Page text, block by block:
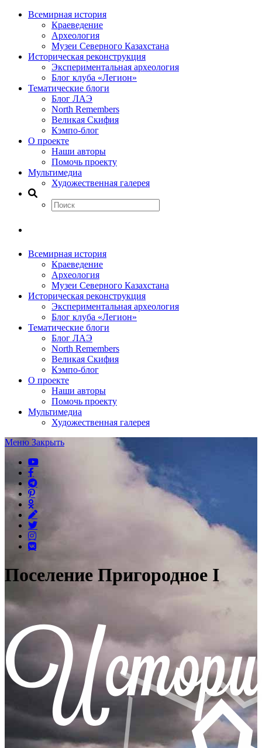
Всемирная история
Краеведение
Археология
Музеи Северного Казахстана
Историческая реконструкция
Экспериментальная археология
Блог клуба «Легион»
Тематические блоги
Блог ЛАЭ
North Remembers
Великая Скифия
Кэмпо-блог
О проекте
Наши авторы
Помочь проекту
Мультимедиа
Художественная галерея
Всемирная история
Краеведение
Археология
Музеи Северного Казахстана
Историческая реконструкция
Экспериментальная археология
Блог клуба «Легион»
Тематические блоги
Блог ЛАЭ
North Remembers
Великая Скифия
Кэмпо-блог
О проекте
Наши авторы
Помочь проекту
Мультимедиа
Художественная галерея
Меню Закрыть
Поселение Пригородное I